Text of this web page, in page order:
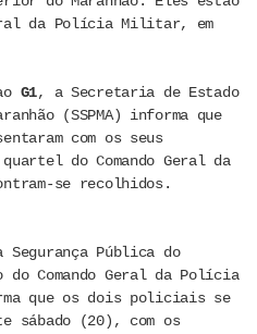
da Polícia Militar, em
G1, a Secretaria de Estado
(SSPMA) informa que
com os seus
do Comando Geral da
se recolhidos.
Pública do
do Comando Geral da Polícia
que os dois policiais se
sábado (20), com os